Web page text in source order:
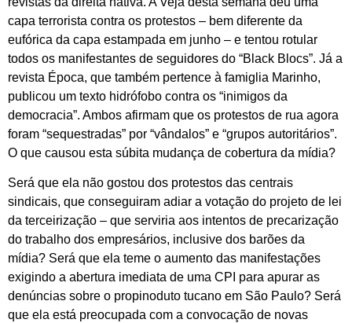
capa terrorista contra os protestos – bem diferente da
eufórica da capa estampada em junho – e tentou rotular
todos os manifestantes de seguidores do “Black Blocs”. Já a
revista Época, que também pertence à famiglia Marinho,
publicou um texto hidrófobo contra os “inimigos da
democracia”. Ambos afirmam que os protestos de rua agora
foram “sequestradas” por “vândalos” e “grupos autoritários”.
O que causou esta súbita mudança de cobertura da mídia?
Será que ela não gostou dos protestos das centrais
sindicais, que conseguiram adiar a votação do projeto de lei
da terceirização – que serviria aos intentos de precarização
do trabalho dos empresários, inclusive dos barões da
mídia? Será que ela teme o aumento das manifestações
exigindo a abertura imediata de uma CPI para apurar as
denúncias sobre o propinoduto tucano em São Paulo? Será
que ela está preocupada com a convocação de novas